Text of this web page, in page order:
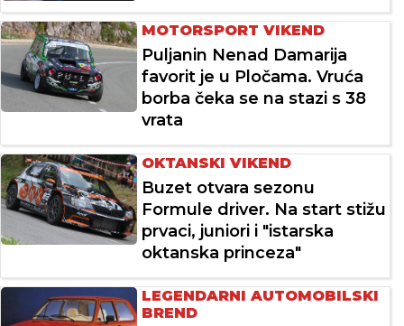
MOTORSPORT VIKEND
Puljanin Nenad Damarija
favorit je u Pločama. Vruća
borba čeka se na stazi s 38
vrata
OKTANSKI VIKEND
Buzet otvara sezonu
Formule driver. Na start stižu
prvaci, juniori i "istarska
oktanska princeza"
LEGENDARNI AUTOMOBILSKI
BREND